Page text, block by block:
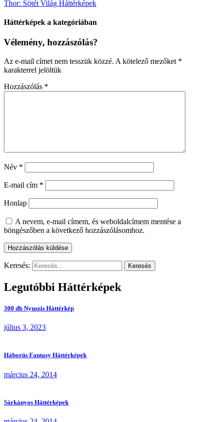
Thor: Sötét Világ Háttérképek
Háttérképek a kategóriában
Vélemény, hozzászólás?
Az e-mail címet nem tesszük közzé. A kötelező mezőket *
karakterrel jelöltük
Hozzászólás *
Név *
E-mail cím *
Honlap
A nevem, e-mail címem, és weboldalcímem mentése a
böngészőben a következő hozzászólásomhoz.
Keresés:
Legutóbbi Háttérképek
300 db Nyuszis Háttérkép
július 3, 2023
Háborús Fantasy Háttérképek
március 24, 2014
Sárkányos Háttérképek